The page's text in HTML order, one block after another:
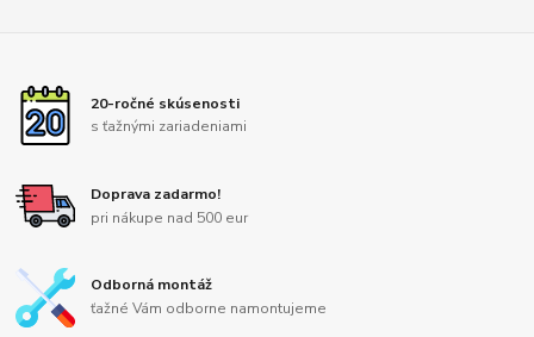
20-ročné skúsenosti
s ťažnými zariadeniami
Doprava zadarmo!
pri nákupe nad 500 eur
Odborná montáž
ťažné Vám odborne namontujeme